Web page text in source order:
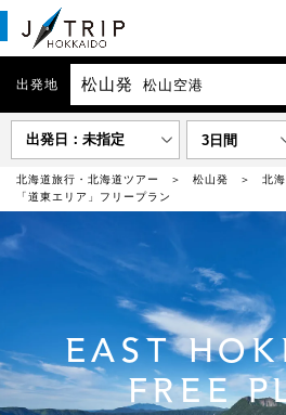
出発地 松山発 松山空港
出発日：未指定 3日間
北海道旅行・北海道ツアー 松山発
北
「道東エリア」フリープラン
EAST
FREE